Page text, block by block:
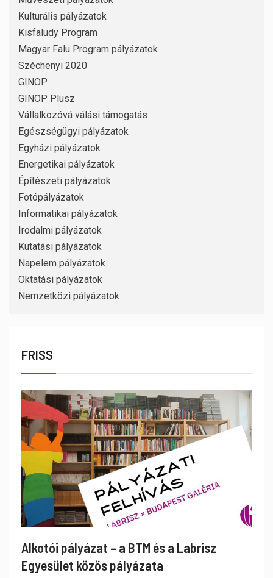
Kulturális pályázatok
Kisfaludy Program
Magyar Falu Program pályázatok
Széchenyi 2020
GINOP
GINOP Plusz
Vállalkozóvá válási támogatás
Egészségügyi pályázatok
Egyházi pályázatok
Energetikai pályázatok
Építészeti pályázatok
Fotópályázatok
Informatikai pályázatok
Irodalmi pályázatok
Kutatási pályázatok
Napelem pályázatok
Oktatási pályázatok
Nemzetközi pályázatok
FRISS
Alkotói pályázat – a BTM és a Labrisz
Egyesület közös pályázata